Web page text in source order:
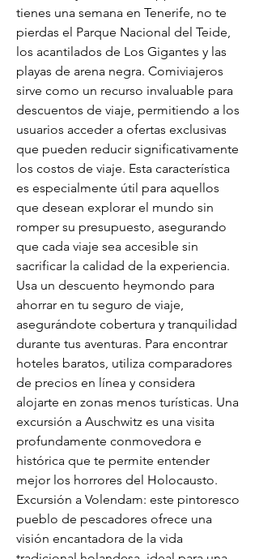
tienes una semana en Tenerife, no te
pierdas el Parque Nacional del Teide,
los acantilados de Los Gigantes y las
playas de arena negra. Comiviajeros
sirve como un recurso invaluable para
descuentos de viaje, permitiendo a los
usuarios acceder a ofertas exclusivas
que pueden reducir significativamente
los costos de viaje. Esta característica
es especialmente útil para aquellos
que desean explorar el mundo sin
romper su presupuesto, asegurando
que cada viaje sea accesible sin
sacrificar la calidad de la experiencia.
Usa un descuento heymondo para
ahorrar en tu seguro de viaje,
asegurándote cobertura y tranquilidad
durante tus aventuras. Para encontrar
hoteles baratos, utiliza comparadores
de precios en línea y considera
alojarte en zonas menos turísticas. Una
excursión a Auschwitz es una visita
profundamente conmovedora e
histórica que te permite entender
mejor los horrores del Holocausto.
Excursión a Volendam: este pintoresco
pueblo de pescadores ofrece una
visión encantadora de la vida